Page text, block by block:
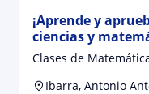
¡Aprende y
ciencias y
Clases de
Ibarra, Antonio